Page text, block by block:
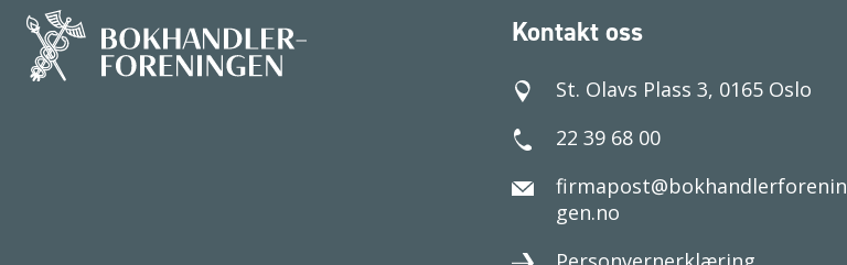
Kontakt oss
St. Olavs Plass 3, 0165 Oslo
22 39 68 00
firmapost@bokhandlerforenin
gen.no